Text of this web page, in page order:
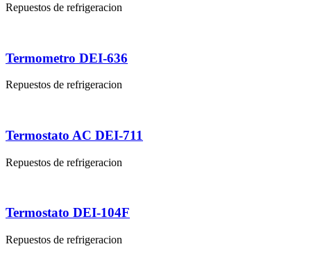
Repuestos de refrigeracion
Termometro DEI-636
Repuestos de refrigeracion
Termostato AC DEI-711
Repuestos de refrigeracion
Termostato DEI-104F
Repuestos de refrigeracion